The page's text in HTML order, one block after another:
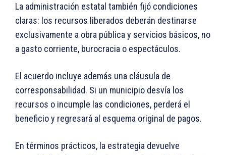
La administración estatal también fijó condiciones
claras: los recursos liberados deberán destinarse
exclusivamente a obra pública y servicios básicos, no
a gasto corriente, burocracia o espectáculos.
El acuerdo incluye además una cláusula de
corresponsabilidad. Si un municipio desvía los
recursos o incumple las condiciones, perderá el
beneficio y regresará al esquema original de pagos.
En términos prácticos, la estrategia devuelve